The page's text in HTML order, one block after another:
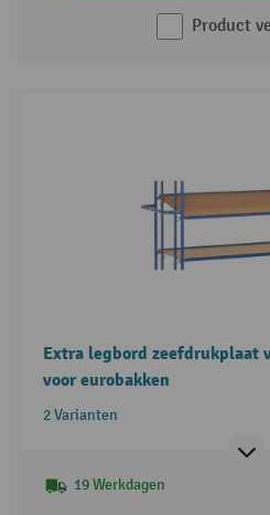
Product
Extra legbord zeefdrukplaat
voor eurobakken
2 Varianten
19 Werkdagen